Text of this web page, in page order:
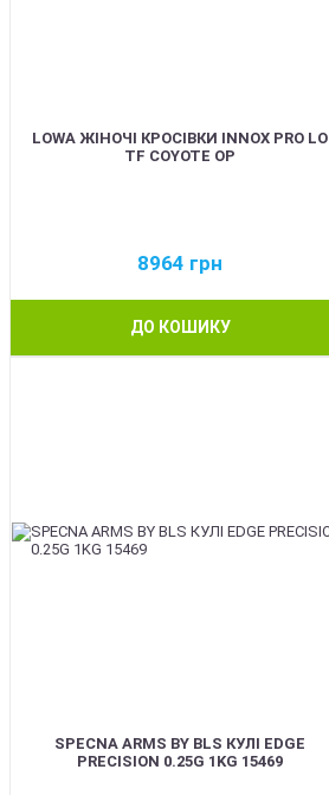
LOWA ЖІНОЧІ КРОСІВКИ INNOX PRO LO
TF COYOTE OP
8964 грн
ДО КОШИКУ
SPECNA ARMS BY BLS КУЛІ EDGE
PRECISION 0.25G 1KG 15469